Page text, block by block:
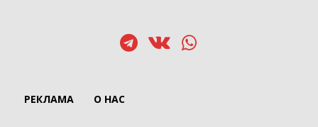
РЕКЛАМА О НАС